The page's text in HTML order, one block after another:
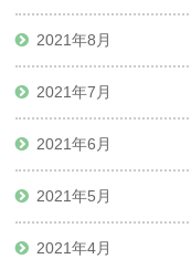
2021年8月
2021年7月
2021年6月
2021年5月
2021年4月